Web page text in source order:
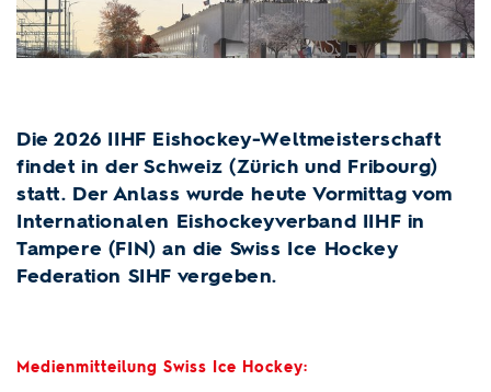
Die 2026 IIHF Eishockey-Weltmeisterschaft
findet in der Schweiz (Zürich und Fribourg)
statt. Der Anlass wurde heute Vormittag vom
Internationalen Eishockeyverband IIHF in
Tampere (FIN) an die Swiss Ice Hockey
Federation SIHF vergeben.
Medienmitteilung Swiss Ice Hockey: